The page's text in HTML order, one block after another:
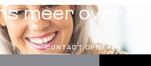
meer over
CONTACT OPNEMEN